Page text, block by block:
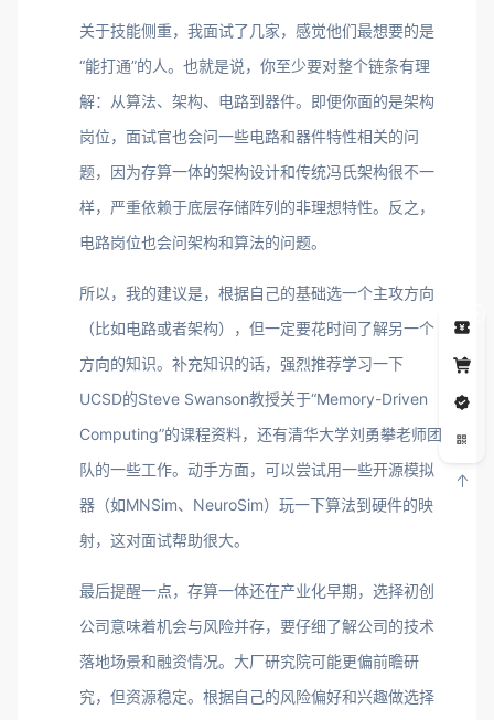
关于技能侧重，我面试了几家，感觉他们最想要的是
“能打通”的人。也就是说，你至少要对整个链条有理
解：从算法、架构、电路到器件。即便你面的是架构
岗位，面试官也会问一些电路和器件特性相关的问
题，因为存算一体的架构设计和传统冯氏架构很不一
样，严重依赖于底层存储阵列的非理想特性。反之，
电路岗位也会问架构和算法的问题。
所以，我的建议是，根据自己的基础选一个主攻方向
（比如电路或者架构），但一定要花时间了解另一个
方向的知识。补充知识的话，强烈推荐学习一下
UCSD的Steve Swanson教授关于“Memory-Driven
Computing”的课程资料，还有清华大学刘勇攀老师团
队的一些工作。动手方面，可以尝试用一些开源模拟
器（如MNSim、NeuroSim）玩一下算法到硬件的映
射，这对面试帮助很大。
最后提醒一点，存算一体还在产业化早期，选择初创
公司意味着机会与风险并存，要仔细了解公司的技术
落地场景和融资情况。大厂研究院可能更偏前瞻研
究，但资源稳定。根据自己的风险偏好和兴趣做选择